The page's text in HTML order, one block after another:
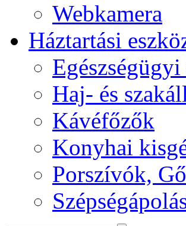
Webkamera
Háztartási
Haj- és
Kávéfőzők
Konyhai
Porszívók,